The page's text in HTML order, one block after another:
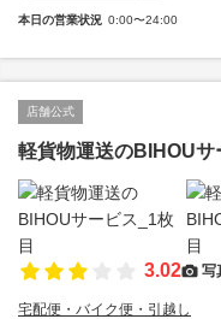
本日の営業状況 0:00〜24:00
店舗公式
軽貨物運送のBIHOUサ
3.02 写
宅配便・バイク便・引越し